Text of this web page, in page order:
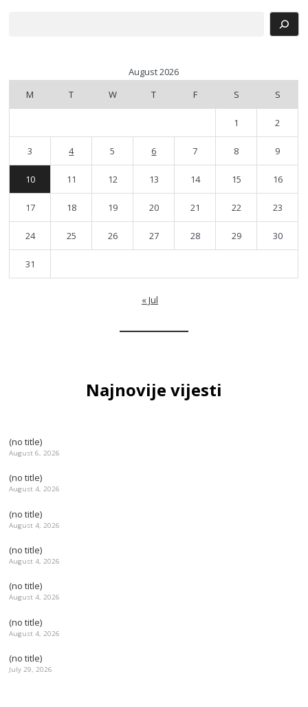
August 2026
M
T W T F S S
1 2
3 4 5 6 7 8 9
10 11 12 13 14 15 16
17 18 19 20 21 22 23
24 25 26 27 28 29 30
31
« Jul
Najnovije vijesti
(no title)
August 6, 2026
(no title)
August 4, 2026
(no title)
August 4, 2026
(no title)
August 4, 2026
(no title)
August 4, 2026
(no title)
August 4, 2026
(no title)
July 29, 2026